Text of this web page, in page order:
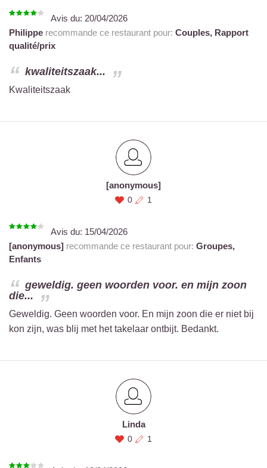
Avis du: 20/04/2026
Philippe recommande ce restaurant pour: Couples, Rapport
qualité/prix
kwaliteitszaak...
Kwaliteitszaak
[anonymous]
0 1
Avis du: 15/04/2026
[anonymous] recommande ce restaurant pour: Groupes,
Enfants
geweldig. geen woorden voor. en mijn zoon
die...
Geweldig. Geen woorden voor. En mijn zoon die er niet bij
kon zijn, was blij met het takelaar ontbijt. Bedankt.
Linda
0 1